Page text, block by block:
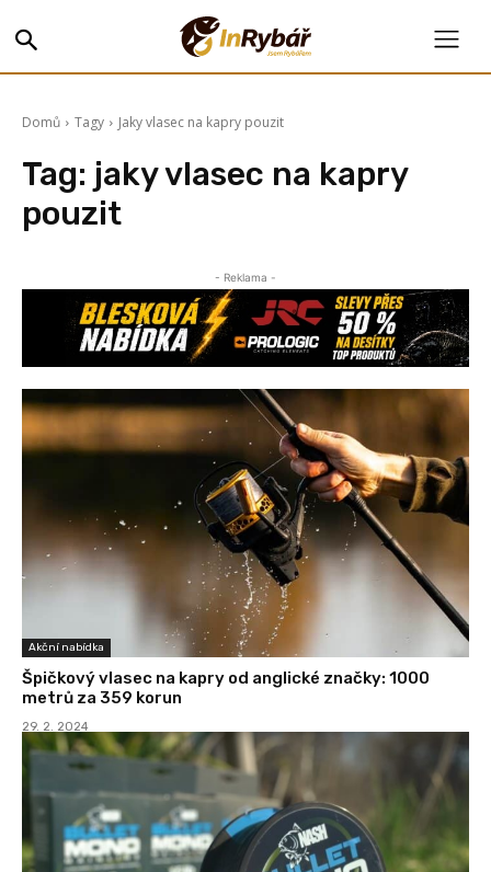
Domů Tagy Jaky vlasec na kapry pouzit
Tag: jaky vlasec na kapry
pouzit
- Reklama -
Akční nabídka
Špičkový vlasec na kapry od anglické značky: 1000
metrů za 359 korun
29. 2. 2024